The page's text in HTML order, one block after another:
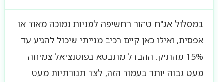
במסלול אג"ח טהור החשיפה למניות נמוכה מאוד או
אפסית, ואילו כאן קיים רכיב מנייתי שיכול להגיע עד
15% מהתיק. ההבדל מתבטא בפוטנציאל צמיחה
מעט גבוה יותר בעמוד הזה, לצד תנודתיות מעט